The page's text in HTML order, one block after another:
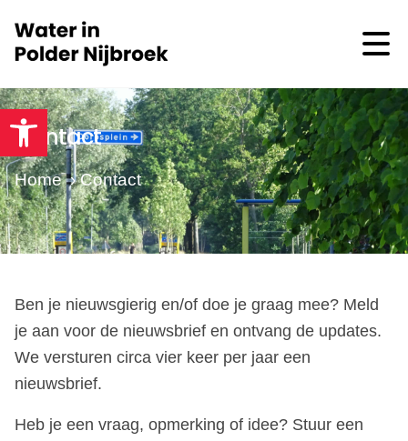
Toolbar openen
Contact
Home › Contact
Ben je nieuwsgierig en/of doe je graag mee? Meld
je aan voor de nieuwsbrief en ontvang de updates.
We versturen circa vier keer per jaar een
nieuwsbrief.
Heb je een vraag, opmerking of idee? Stuur een